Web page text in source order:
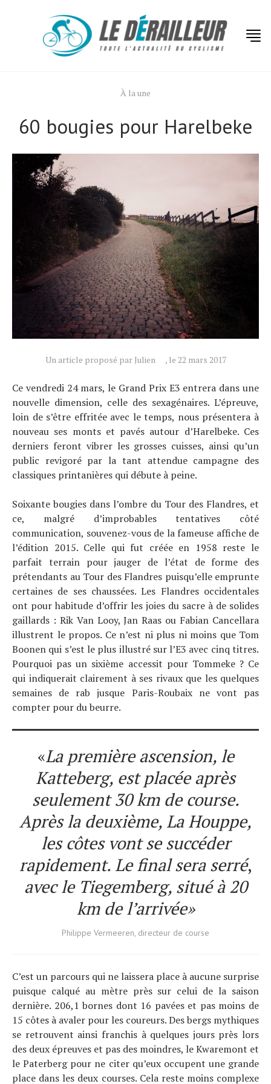
À la une
60 bougies pour Harelbeke
Un article proposé par Julien , le 22 mars 2017
Ce vendredi 24 mars, le Grand Prix E3 entrera dans une
nouvelle dimension, celle des sexagénaires. L’épreuve,
loin de s’être effritée avec le temps, nous présentera à
nouveau ses monts et pavés autour d’Harelbeke. Ces
derniers feront vibrer les grosses cuisses, ainsi qu’un
public revigoré par la tant attendue campagne des
classiques printanières qui débute à peine.
Soixante bougies dans l’ombre du Tour des Flandres, et
ce, malgré d’improbables tentatives côté
communication, souvenez-vous de la fameuse affiche de
l’édition 2015. Celle qui fut créée en 1958 reste le
parfait terrain pour jauger de l’état de forme des
prétendants au Tour des Flandres puisqu’elle emprunte
certaines de ses chaussées. Les Flandres occidentales
ont pour habitude d’offrir les joies du sacre à de solides
gaillards : Rik Van Looy, Jan Raas ou Fabian Cancellara
illustrent le propos. Ce n’est ni plus ni moins que Tom
Boonen qui s’est le plus illustré sur l’E3 avec cinq titres.
Pourquoi pas un sixième accessit pour Tommeke ? Ce
qui indiquerait clairement à ses rivaux que les quelques
semaines de rab jusque Paris-Roubaix ne vont pas
compter pour du beurre.
«La première ascension, le
Katteberg, est placée après
seulement 30 km de course.
Après la deuxième, La Houppe,
les côtes vont se succéder
rapidement. Le final sera serré,
avec le Tiegemberg, situé à 20
km de l’arrivée»
Philippe Vermeeren, directeur de course
C’est un parcours qui ne laissera place à aucune surprise
puisque calqué au mètre près sur celui de la saison
dernière. 206,1 bornes dont 16 pavées et pas moins de
15 côtes à avaler pour les coureurs. Des bergs mythiques
se retrouvent ainsi franchis à quelques jours près lors
des deux épreuves et pas des moindres, le Kwaremont et
le Paterberg pour ne citer qu’eux occupent une grande
place dans les deux courses. Cela reste moins complexe
Actualités
Technologies
Tests de produits
Tendances
Tous nos articles
À propos